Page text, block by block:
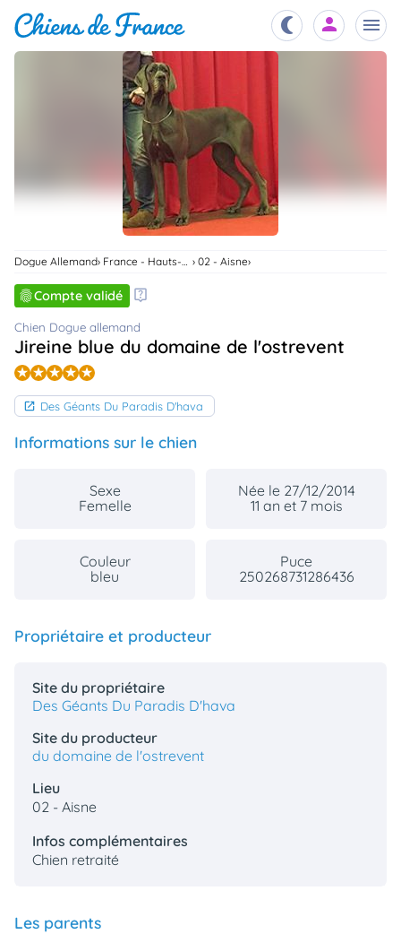
Étalons
Chiens
Services
Assurances
Connexion
Dogue Allemand 02 - Aisne
Compte validé
Chien Dogue allemand
Jireine blue du domaine de l'ostrevent
Des Géants Du Paradis D'hava
Informations sur le chien
Sexe
Femelle
Née le 27/12/2014
11 an et 7 mois
Couleur
bleu
Puce
250268731286436
Propriétaire et producteur
Site du propriétaire
Des Géants Du Paradis D'hava
Site du producteur
du domaine de l'ostrevent
Lieu
02 - Aisne
Infos complémentaires
Chien retraité
Les parents